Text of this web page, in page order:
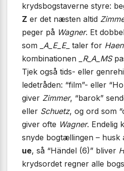
krydsbogstaverne styre:
Z er det næsten altid
peger på Wagner. Et
som
_A_E_E_ taler for
kombinationen
_R_A_MS
Tjek også tids- eller
ledetråden: “film”- eller
giver Zimmer, “barok”
eller Schuetz, og ord som
giver ofte Wagner. Endelig
snyde bogtællingen – husk
ue, så “Händel (6)” bliver
krydsordet regner alle